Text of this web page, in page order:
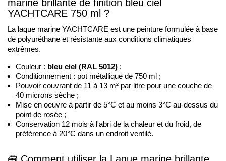
marine brillante de finition bleu ciel
YACHTCARE 750 ml ?
La laque marine YACHTCARE est une peinture formulée à base
de polyuréthane et résistante aux conditions climatiques
extrêmes.
Couleur : bleu ciel (RAL 5012) ;
Conditionnement : pot métallique de 750 ml ;
Pouvoir couvrant de 11 à 13 m² par litre pour une couche de
40 microns sèche ;
Mise en oeuvre à partir de 5°C et au moins 3°C au-dessus du
point de rosée ;
Conservation 12 mois à l'abri de la chaleur et du froid, de
préférence à 20°C dans un endroit ventilé.
🧰 Comment utiliser la Laque marine brillante